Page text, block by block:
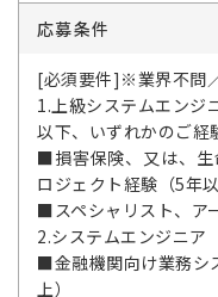
応募条件
[必須要件]※業界不問
1.上級システムエンジ
以下、いずれかのご経
■損害保険、又は、生
ロジェクト経験（5年
■スペシャリスト、ア
2.システムエンジニア
■金融機関向け業務シ
上）